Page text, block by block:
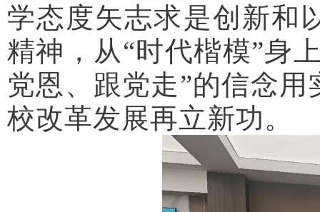
学态度矢志求是创新和
精神，从“时代楷模”身
党恩、跟党走”的信念
校改革发展再立新功。